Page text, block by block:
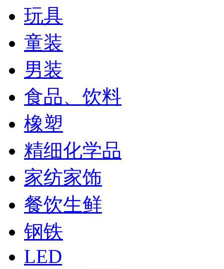
玩具
童装
男装
食品、饮料
橡塑
精细化学品
家纺家饰
餐饮生鲜
钢铁
LED